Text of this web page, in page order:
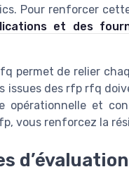
Pour renforcer
et des
permet de relier
issues des rfp rfq
opérationnelle et
vous renforcez la